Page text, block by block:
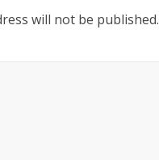
will not be published.